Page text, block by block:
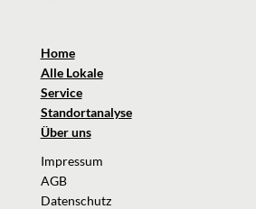
Home
Alle Lokale
Service
Standortanalyse
Über uns
Impressum
AGB
Datenschutz